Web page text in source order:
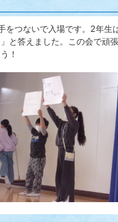
つないで入場です。2年生
と答えました。この会で頑
！